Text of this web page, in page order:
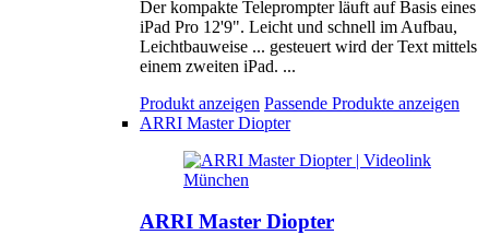
Der kompakte Teleprompter läuft auf Basis eines
iPad Pro 12'9". Leicht und schnell im Aufbau,
Leichtbauweise ... gesteuert wird der Text mittels
einem zweiten iPad. ...
Produkt anzeigen Passende Produkte anzeigen
ARRI Master Diopter
ARRI Master Diopter